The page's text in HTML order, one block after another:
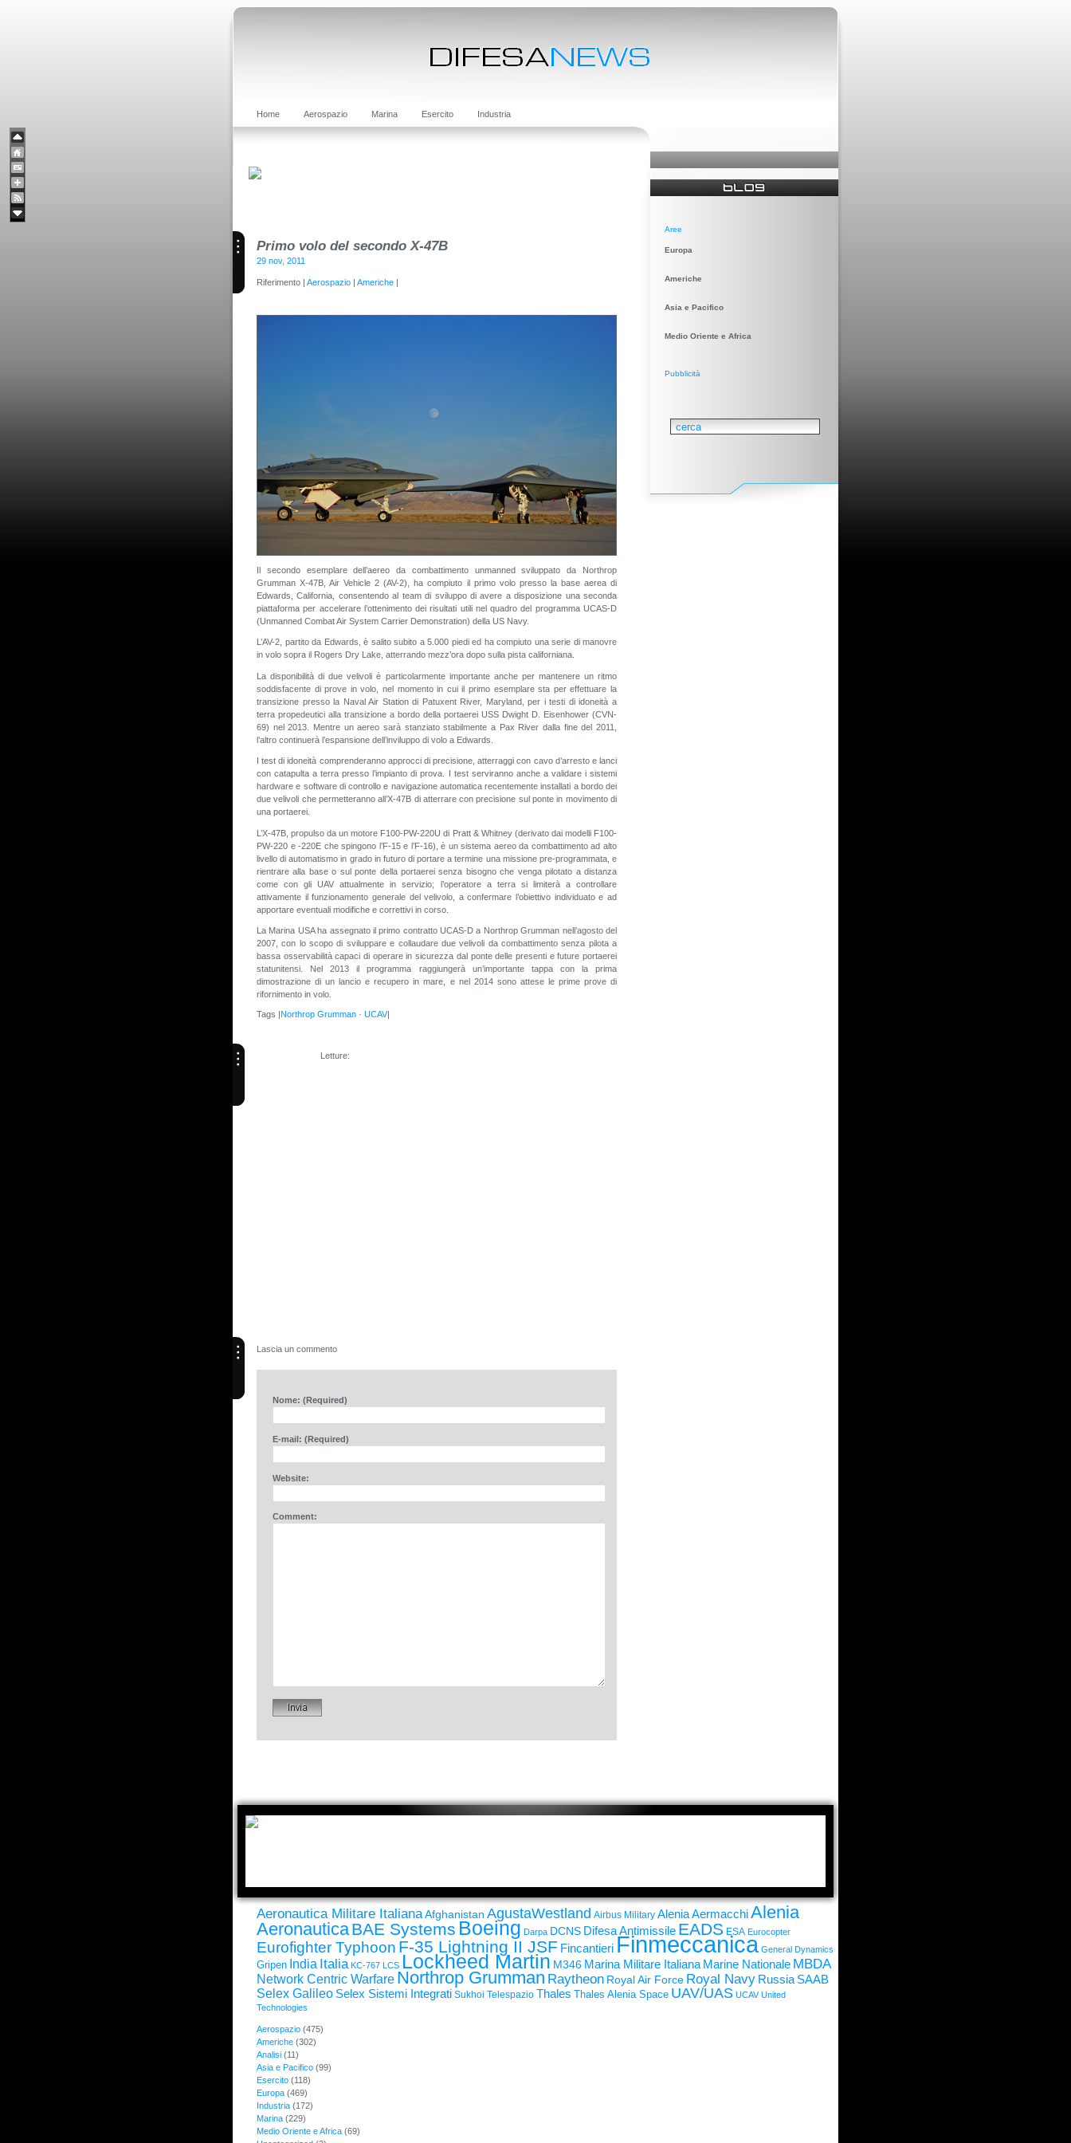
Home Aerospazio Marina Esercito Industria
Primo volo del secondo X-47B
29 nov, 2011
Riferimento | Aerospazio | Americhe |
Il secondo esemplare dell’aereo da combattimento unmanned sviluppato da Northrop
Grumman X-47B, Air Vehicle 2 (AV-2), ha compiuto il primo volo presso la base aerea di
Edwards, California, consentendo al team di sviluppo di avere a disposizione una seconda
piattaforma per accelerare l’ottenimento dei risultati utili nel quadro del programma UCAS-D
(Unmanned Combat Air System Carrier Demonstration) della US Navy.
L’AV-2, partito da Edwards, è salito subito a 5.000 piedi ed ha compiuto una serie di manovre
in volo sopra il Rogers Dry Lake, atterrando mezz’ora dopo sulla pista californiana.
La disponibilità di due velivoli è particolarmente importante anche per mantenere un ritmo
soddisfacente di prove in volo, nel momento in cui il primo esemplare sta per effettuare la
transizione presso la Naval Air Station di Patuxent River, Maryland, per i testi di idoneità a
terra propedeutici alla transizione a bordo della portaerei USS Dwight D. Eisenhower (CVN-
69) nel 2013. Mentre un aereo sarà stanziato stabilmente a Pax River dalla fine del 2011,
l’altro continuerà l’espansione dell’inviluppo di volo a Edwards.
I test di idoneità comprenderanno approcci di precisione, atterraggi con cavo d’arresto e lanci
con catapulta a terra presso l’impianto di prova. I test serviranno anche a validare i sistemi
hardware e software di controllo e navigazione automatica recentemente installati a bordo dei
due velivoli che permetteranno all’X-47B di atterrare con precisione sul ponte in movimento di
una portaerei.
L’X-47B, propulso da un motore F100-PW-220U di Pratt & Whitney (derivato dai modelli F100-
PW-220 e -220E che spingono l’F-15 e l’F-16), è un sistema aereo da combattimento ad alto
livello di automatismo in grado in futuro di portare a termine una missione pre-programmata, e
rientrare alla base o sul ponte della portaerei senza bisogno che venga pilotato a distanza
come con gli UAV attualmente in servizio; l’operatore a terra si limiterà a controllare
attivamente il funzionamento generale del velivolo, a confermare l’obiettivo individuato e ad
apportare eventuali modifiche e correttivi in corso.
La Marina USA ha assegnato il primo contratto UCAS-D a Northrop Grumman nell’agosto del
2007, con lo scopo di sviluppare e collaudare due velivoli da combattimento senza pilota a
bassa osservabilità capaci di operare in sicurezza dal ponte delle presenti e future portaerei
statunitensi. Nel 2013 il programma raggiungerà un’importante tappa con la prima
dimostrazione di un lancio e recupero in mare, e nel 2014 sono attese le prime prove di
rifornimento in volo.
Tags |Northrop Grumman · UCAV|
Letture:
Lascia un commento
Nome: (Required)
E-mail: (Required)
Website:
Comment:
Aree
Europa
Americhe
Asia e Pacifico
Medio Oriente e Africa
Pubblicità
Aeronautica Militare Italiana Afghanistan AgustaWestland Airbus Military Alenia AermacchiAlenia
AeronauticaBAE Systems Boeing Darpa DCNS Difesa Antimissile EADS ESA Eurocopter
Eurofighter Typhoon F-35 Lightning II JSF Fincantieri Finmeccanica General Dynamics
Gripen India Italia KC-767 LCS Lockheed Martin M346 Marina Militare Italiana Marine Nationale MBDA
Network Centric Warfare Northrop Grumman Raytheon Royal Air Force Royal Navy Russia SAAB
Selex Galileo Selex Sistemi Integrati Sukhoi Telespazio Thales Thales Alenia Space UAV/UAS UCAV United
Technologies
Aerospazio (475)
Americhe (302)
Analisi (11)
Asia e Pacifico (99)
Esercito (118)
Europa (469)
Industria (172)
Marina (229)
Medio Oriente e Africa (69)